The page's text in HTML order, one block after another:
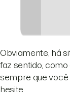
Obviamente, há
faz sentido,
sempre que você
hesite.